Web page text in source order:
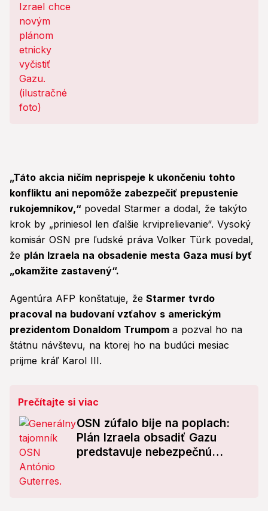
„Táto akcia ničím neprispeje k ukončeniu tohto
konfliktu ani nepomôže zabezpečiť prepustenie
rukojemníkov,“ povedal Starmer a dodal, že takýto
krok by „priniesol len ďalšie krviprelievanie“. Vysoký
komisár OSN pre ľudské práva Volker Türk povedal,
že plán Izraela na obsadenie mesta Gaza musí byť
„okamžite zastavený“.
Agentúra AFP konštatuje, že Starmer tvrdo
pracoval na budovaní vzťahov s americkým
prezidentom Donaldom Trumpom a pozval ho na
štátnu návštevu, na ktorej ho na budúci mesiac
prijme kráľ Karol III.
Prečítajte si viac
OSN zúfalo bije na poplach:
Plán Izraela obsadiť Gazu
predstavuje nebezpečnú